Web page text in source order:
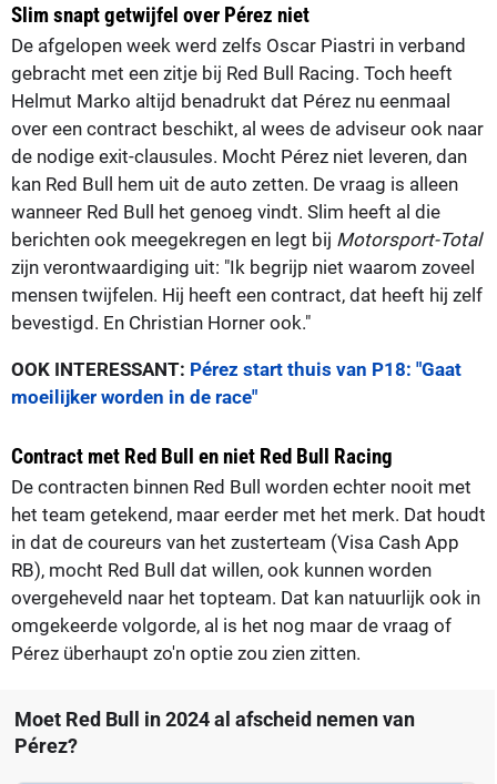
Slim snapt getwijfel over Pérez niet
De afgelopen week werd zelfs Oscar Piastri in verband
gebracht met een zitje bij Red Bull Racing. Toch heeft
Helmut Marko altijd benadrukt dat Pérez nu eenmaal
over een contract beschikt, al wees de adviseur ook naar
de nodige exit-clausules. Mocht Pérez niet leveren, dan
kan Red Bull hem uit de auto zetten. De vraag is alleen
wanneer Red Bull het genoeg vindt. Slim heeft al die
berichten ook meegekregen en legt bij Motorsport-Total
zijn verontwaardiging uit: "Ik begrijp niet waarom zoveel
mensen twijfelen. Hij heeft een contract, dat heeft hij zelf
bevestigd. En Christian Horner ook."
OOK INTERESSANT: Pérez start thuis van P18: "Gaat
moeilijker worden in de race"
Contract met Red Bull en niet Red Bull Racing
De contracten binnen Red Bull worden echter nooit met
het team getekend, maar eerder met het merk. Dat houdt
in dat de coureurs van het zusterteam (Visa Cash App
RB), mocht Red Bull dat willen, ook kunnen worden
overgeheveld naar het topteam. Dat kan natuurlijk ook in
omgekeerde volgorde, al is het nog maar de vraag of
Pérez überhaupt zo'n optie zou zien zitten.
Moet Red Bull in 2024 al afscheid nemen van
Pérez?